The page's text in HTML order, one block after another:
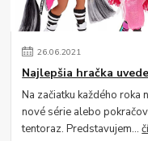
26.06.2021
Najlepšia hračka
Na začiatku každého roka
nové série alebo
tentoraz. Predstavujem...